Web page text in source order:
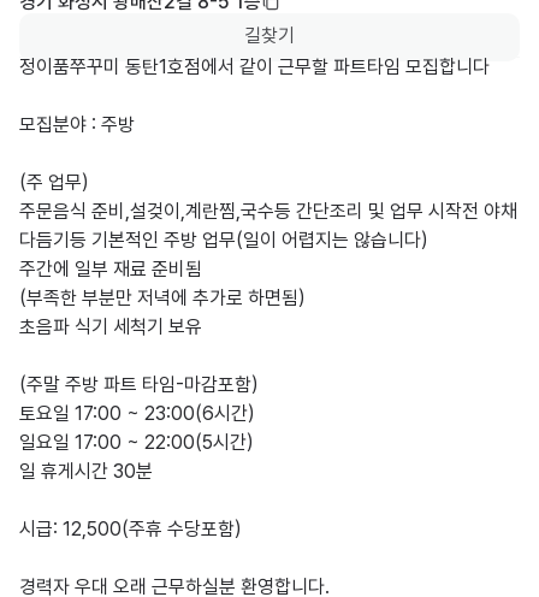
길찾기
정이품쭈꾸미 동탄1호점에서 같이 근무할 파트타임 모집합니다
모집분야 : 주방
(주 업무)
주문음식 준비,설겆이,계란찜,국수등 간단조리 및 업무 시작전 야채
다듬기등 기본적인 주방 업무(일이 어렵지는 않습니다)
주간에 일부 재료 준비됨
(부족한 부분만 저녁에 추가로 하면됨)
초음파 식기 세척기 보유
(주말 주방 파트 타임-마감포함)
토요일 17:00 ~ 23:00(6시간)
일요일 17:00 ~ 22:00(5시간)
일 휴게시간 30분
시급: 12,500(주휴 수당포함)
경력자 우대 오래 근무하실분 환영합니다.